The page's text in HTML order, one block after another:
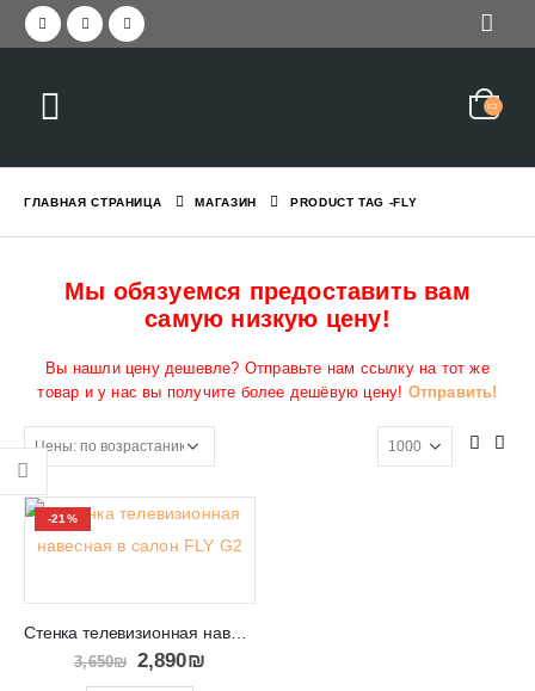
ГЛАВНАЯ СТРАНИЦА МАГАЗИН PRODUCT TAG -FLY
Мы обязуемся предоставить вам
самую низкую цену!
Вы нашли цену дешевле? Отправьте нам ссылку на тот же
товар и у нас вы получите более дешёвую цену! Отправить!
-21%
Стенка телевизионная навесная в салон FLY G2
3,650₪ 2,890₪